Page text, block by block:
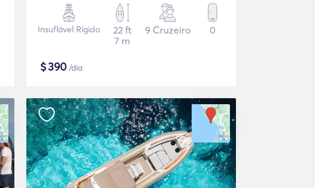
Insuflável Rígido
22 ft
7 m
9 Cruzeiro 0
$390 /dia